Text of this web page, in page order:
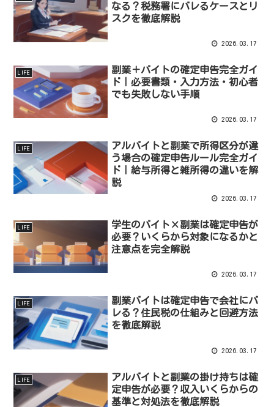
なる？税務署にバレるケースとリ
スクを徹底解説
2026.03.17
LIFE
副業＋バイトの確定申告完全ガイ
ド｜必要書類・入力方法・初心者
でも失敗しない手順
2026.03.17
LIFE
アルバイトと副業で所得区分が違
う場合の確定申告ルール完全ガイ
ド｜給与所得と雑所得の違いを解
説
2026.03.17
LIFE
学生のバイト×副業は確定申告が
必要？いくらから対象になるかと
注意点を完全解説
2026.03.17
LIFE
副業バイトは確定申告で会社にバ
レる？住民税の仕組みと回避方法
を徹底解説
2026.03.17
LIFE
アルバイトと副業の掛け持ちは確
定申告が必要？収入いくらからの
基準と対処法を徹底解説